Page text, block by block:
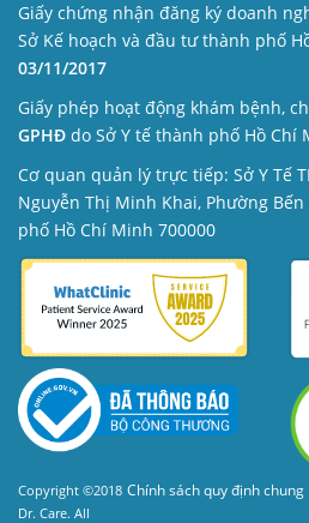
Giấy chứng nhận đăng ký doanh
Sở Kế hoạch và đầu tư thành phố
03/11/2017
Giấy phép hoạt động khám bệnh,
GPHĐ do Sở Y tế thành phố Hồ Chí
Cơ quan quản lý trực tiếp: Sở Y Tế
Nguyễn Thị Minh Khai, Phường
phố Hồ Chí Minh 700000
Chính sách quy định chung
Copyright ©2018
Dr. Care. All